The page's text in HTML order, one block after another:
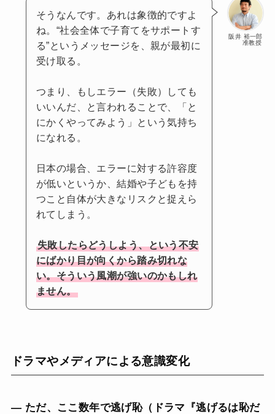
阪井 裕一郎
准教授
そうなんです。あれは象徴的ですよ
ね。“社会全体で子育てをサポートす
る”というメッセージを、親が最初に
受け取る。
つまり、もしエラー（失敗）しても
いいんだ、と言われることで、「と
にかくやってみよう」という気持ち
になれる。
日本の場合、エラーに対する許容度
が低いというか、結婚や子どもを持
つこと自体が大きなリスクと捉えら
れてしまう。
失敗したらどうしよう、という不安
にばかり目が向くから踏み切れな
い。そういう風潮が強いのかもしれ
ません。
ドラマやメディアによる意識変化
— ただ、ここ数年で逃げ恥（ドラマ『逃げるは恥だ